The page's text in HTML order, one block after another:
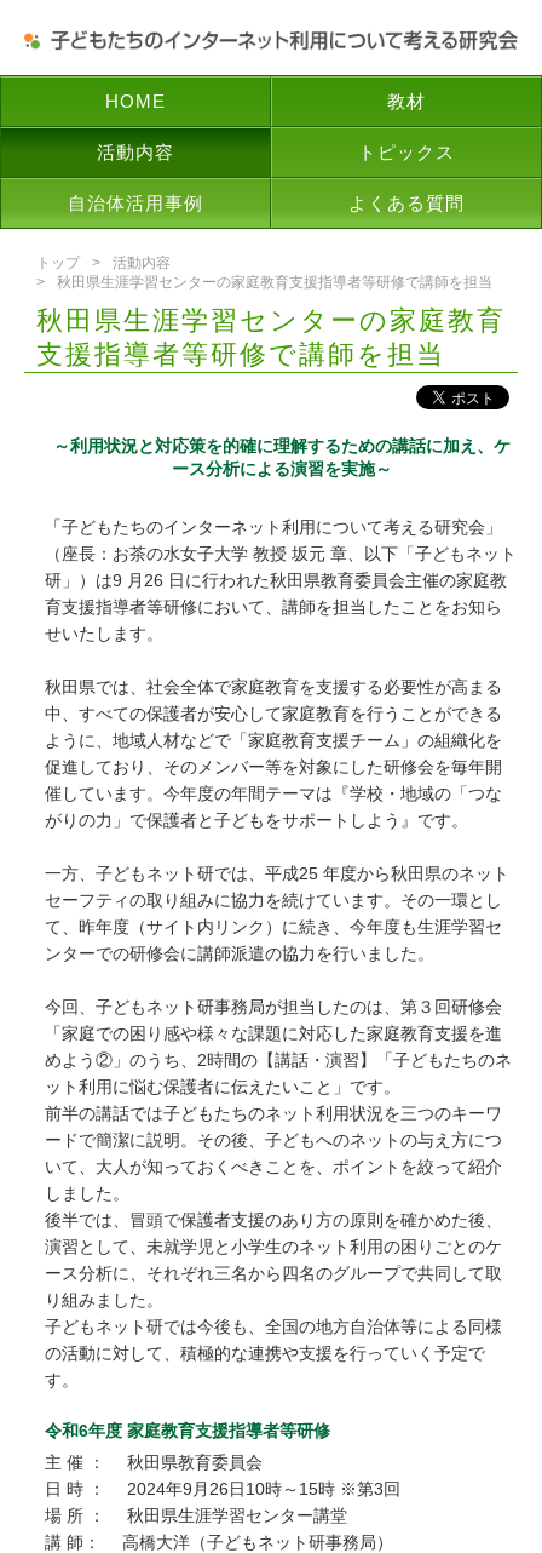
HOME 教材
活動内容 トピックス
自治体活用事例 よくある質問
トップ
活動内容
秋田県生涯学習センターの家庭教育支援指導者等研修で講師を担当
秋田県生涯学習センターの家庭教育
支援指導者等研修で講師を担当
～利用状況と対応策を的確に理解するための講話に加え、ケ
ース分析による演習を実施～
「子どもたちのインターネット利用について考える研究会」
（座長：お茶の水女子大学 教授 坂元 章、以下「子どもネット
研」）は9 月26 日に行われた秋田県教育委員会主催の家庭教
育支援指導者等研修において、講師を担当したことをお知ら
せいたします。
秋田県では、社会全体で家庭教育を支援する必要性が高まる
中、すべての保護者が安心して家庭教育を行うことができる
ように、地域人材などで「家庭教育支援チーム」の組織化を
促進しており、そのメンバー等を対象にした研修会を毎年開
催しています。今年度の年間テーマは『学校・地域の「つな
がりの力」で保護者と子どもをサポートしよう』です。
一方、子どもネット研では、平成25 年度から秋田県のネット
セーフティの取り組みに協力を続けています。その一環とし
て、昨年度（サイト内リンク）に続き、今年度も生涯学習セ
ンターでの研修会に講師派遣の協力を行いました。
今回、子どもネット研事務局が担当したのは、第３回研修会
「家庭での困り感や様々な課題に対応した家庭教育支援を進
めよう②」のうち、2時間の【講話・演習】「子どもたちのネ
ット利用に悩む保護者に伝えたいこと」です。
前半の講話では子どもたちのネット利用状況を三つのキーワ
ードで簡潔に説明。その後、子どもへのネットの与え方につ
いて、大人が知っておくべきことを、ポイントを絞って紹介
しました。
後半では、冒頭で保護者支援のあり方の原則を確かめた後、
演習として、未就学児と小学生のネット利用の困りごとのケ
ース分析に、それぞれ三名から四名のグループで共同して取
り組みました。
子どもネット研では今後も、全国の地方自治体等による同様
の活動に対して、積極的な連携や支援を行っていく予定で
す。
令和6年度 家庭教育支援指導者等研修
主 催 ： 秋田県教育委員会
日 時 ： 2024年9月26日10時～15時 ※第3回
場 所 ： 秋田県生涯学習センター講堂
講 師： 高橋大洋（子どもネット研事務局）